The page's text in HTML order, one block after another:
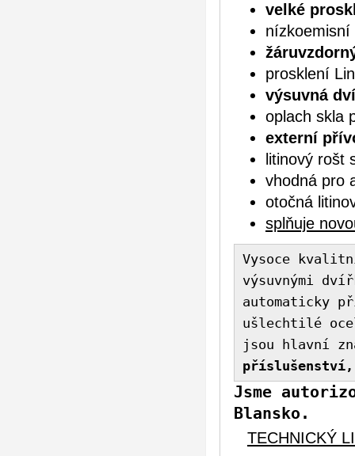
velké
nízkoemisní
prosklení
výsuvná
oplach skla
externí
litinový rošt
vhodná pro
otočná
splňuje
Vysoce
výsuvnými
automaticky
ušlechtilé
jsou hlavní
příslušenství,
Jsme
Blansko.
TECHNICKÝ